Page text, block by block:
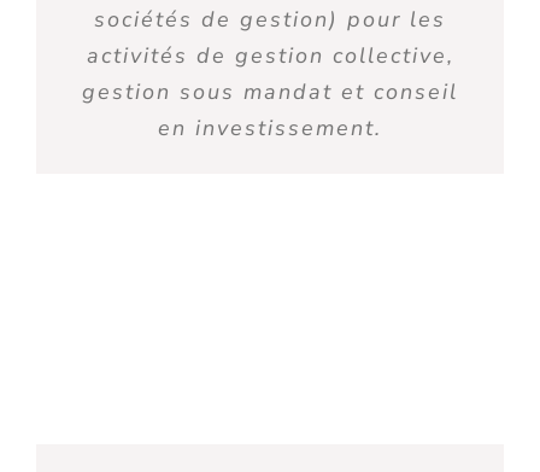
sociétés de gestion) pour les
activités de gestion collective,
gestion sous mandat et conseil
en investissement.